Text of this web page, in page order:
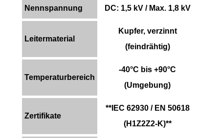
Nennspannung DC: 1,5 kV / Max. 1,8 kV
Leitermaterial
Kupfer, verzinnt
(feindrähtig)
Temperaturbereich
-40°C bis +90°C
(Umgebung)
Zertifikate
**IEC 62930 / EN 50618
(H1Z2Z2-K)**